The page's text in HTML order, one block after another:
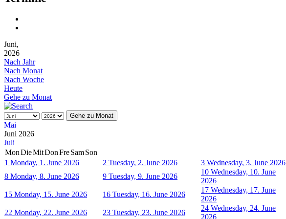
Juni,
2026
Nach Jahr
Nach Monat
Nach Woche
Heute
Gehe zu Monat
Gehe zu Monat
Mai
Juni 2026
Juli
MonDieMitDonFreSamSon
1 Monday, 1. June 2026 2 Tuesday, 2. June 2026 3 Wednesday, 3. June 2026
8 Monday, 8. June 2026 9 Tuesday, 9. June 2026
10 Wednesday, 10. June
2026
15 Monday, 15. June 2026 16 Tuesday, 16. June 2026
17 Wednesday, 17. June
2026
22 Monday, 22. June 2026 23 Tuesday, 23. June 2026
24 Wednesday, 24. June
2026